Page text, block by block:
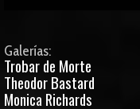
Galerías:
Trobar de Morte
Theodor Bastard
Monica Richards